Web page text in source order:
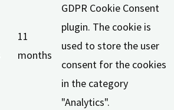
11
months
GDPR Cookie Consent
plugin. The cookie is
used to store the user
consent for the cookies
in the category
"Analytics".